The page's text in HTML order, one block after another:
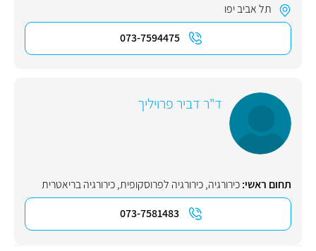
תל אביב יפו
073-7594475
ד"ר דביר פרויליך
תחום ראשי:כירורגיה,כירורגיה לפרוסקופית,כירורגיה בריאטרית
073-7581483